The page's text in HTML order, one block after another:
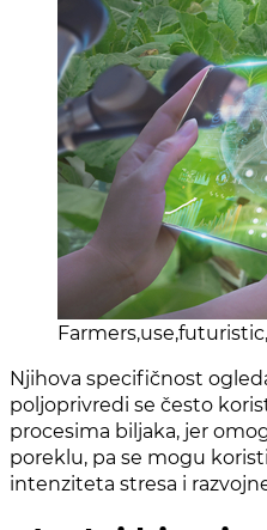
Njihova specifičnost
poljoprivredi se često
procesima biljaka, jer
poreklu, pa se mogu
intenziteta stresa i